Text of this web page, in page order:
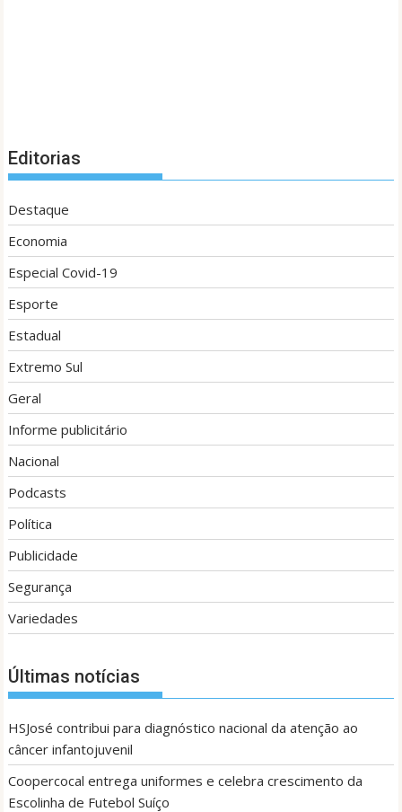
Editorias
Destaque
Economia
Especial Covid-19
Esporte
Estadual
Extremo Sul
Geral
Informe publicitário
Nacional
Podcasts
Política
Publicidade
Segurança
Variedades
Últimas notícias
HSJosé contribui para diagnóstico nacional da atenção ao
câncer infantojuvenil
Coopercocal entrega uniformes e celebra crescimento da
Escolinha de Futebol Suíço